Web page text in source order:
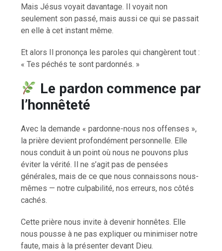
Mais Jésus voyait davantage. Il voyait non
seulement son passé, mais aussi ce qui se passait
en elle à cet instant même.
Et alors Il prononça les paroles qui changèrent tout :
« Tes péchés te sont pardonnés. »
Le pardon commence par
l’honnêteté
Avec la demande « pardonne-nous nos offenses »,
la prière devient profondément personnelle. Elle
nous conduit à un point où nous ne pouvons plus
éviter la vérité. Il ne s’agit pas de pensées
générales, mais de ce que nous connaissons nous-
mêmes — notre culpabilité, nos erreurs, nos côtés
cachés.
Cette prière nous invite à devenir honnêtes. Elle
nous pousse à ne pas expliquer ou minimiser notre
faute, mais à la présenter devant Dieu.